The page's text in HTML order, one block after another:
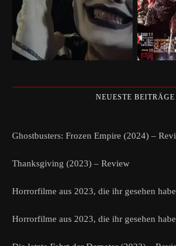
NEUESTE BEITRÄGE
Ghostbusters: Frozen Empire (2024) –
Thanksgiving (2023) – Review
Horrorfilme aus 2023, die ihr gesehen
Horrorfilme aus 2023, die ihr gesehen